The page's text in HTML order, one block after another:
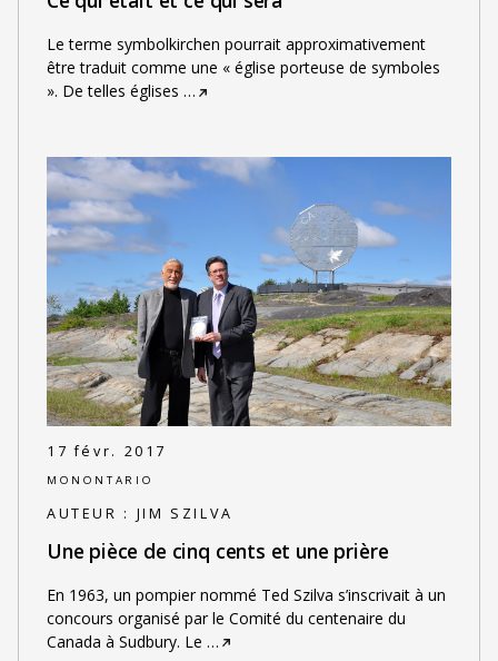
Le terme symbolkirchen pourrait approximativement
être traduit comme une « église porteuse de symboles
». De telles églises …
17 févr. 2017
MONONTARIO
AUTEUR : JIM SZILVA
Une pièce de cinq cents et une prière
En 1963, un pompier nommé Ted Szilva s’inscrivait à un
concours organisé par le Comité du centenaire du
Canada à Sudbury. Le …